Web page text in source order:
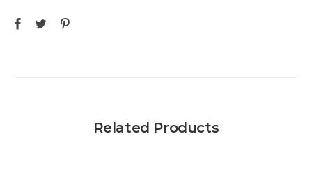
Related Products